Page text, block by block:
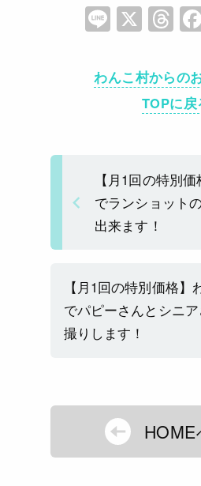
Li
e
X T
e
a
d
わんこ村からの
TOPに戻
【月1回の特別
でランショット
出来ます！
【月1回の特別価格】
でパピーさんとシニ
撮りします！
HOME